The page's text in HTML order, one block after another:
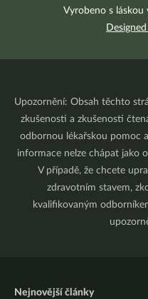
Vyrobeno s láskou
Upozornění: Obsah těchto
zkušenosti a zkušenosti
odbornou lékařskou pomoc
informace nelze chápat jako
V případě, že chcete
zdravotním stavem,
kvalifikovaným
Nejnovější články